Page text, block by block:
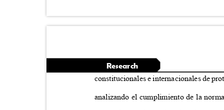
Research
constitucionales e internacionales de
analizando el cumplimiento de la